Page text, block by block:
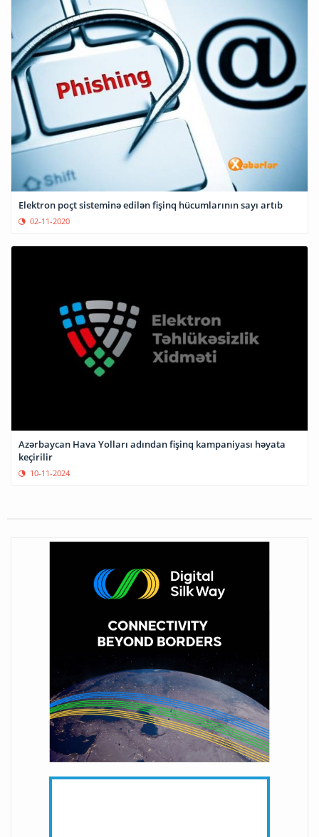
Elektron poçt sisteminə edilən fişinq hücumlarının sayı artıb
02-11-2020
Azərbaycan Hava Yolları adından fişinq kampaniyası həyata
keçirilir
10-11-2024